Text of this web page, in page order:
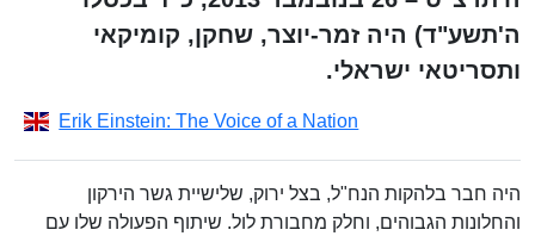
ה'תשע"ד) היה זמר-יוצר, שחקן, קומיקאי
ותסריטאי ישראלי.
Erik Einstein: The Voice of a Nation
היה חבר בלהקות הנח"ל, בצל ירוק, שלישיית גשר הירקון
והחלונות הגבוהים, וחלק מחבורת לול. שיתוף הפעולה שלו עם